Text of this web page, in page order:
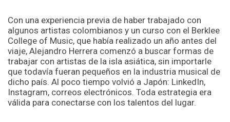
Con una experiencia previa de haber trabajado con
algunos artistas colombianos y un curso con el Berklee
College of Music, que había realizado un año antes del
viaje, Alejandro Herrera comenzó a buscar formas de
trabajar con artistas de la isla asiática, sin importarle
que todavía fueran pequeños en la industria musical de
dicho país. Al poco tiempo volvió a Japón: LinkedIn,
Instagram, correos electrónicos. Toda estrategia era
válida para conectarse con los talentos del lugar.